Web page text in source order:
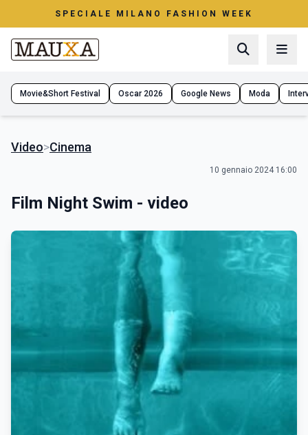
SPECIALE MILANO FASHION WEEK
Movie&Short Festival Oscar 2026 Google News Moda
Video>Cinema
10 gennaio 2024 16:00
Film Night Swim - video